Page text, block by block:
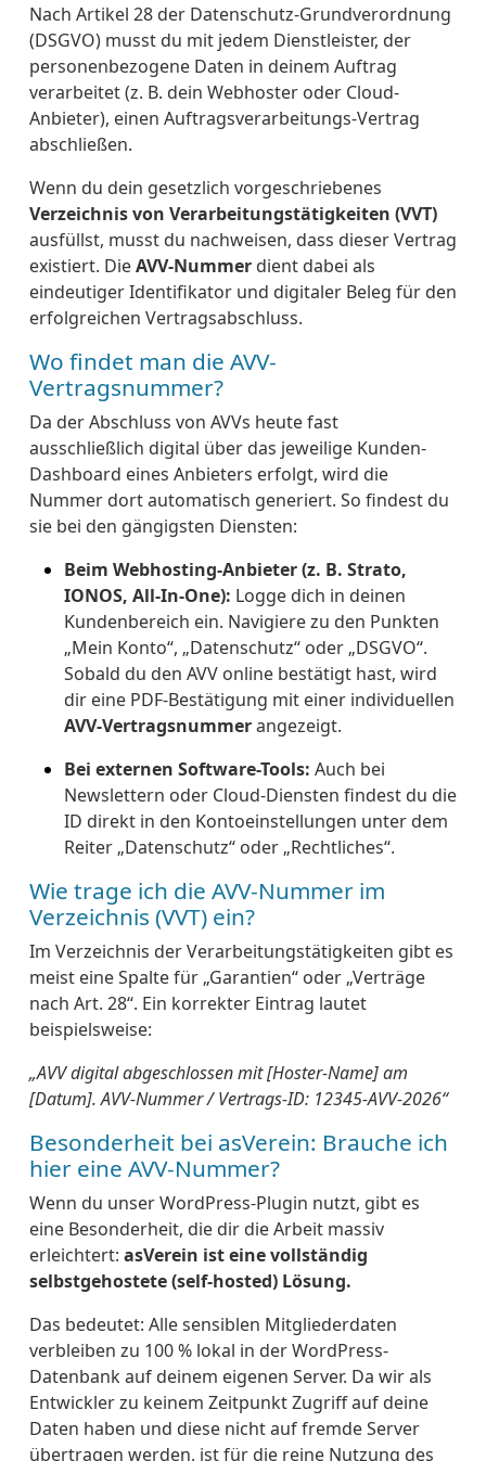
Nach Artikel 28 der Datenschutz-Grundverordnung
(DSGVO) musst du mit jedem Dienstleister, der
personenbezogene Daten in deinem Auftrag
verarbeitet (z. B. dein Webhoster oder Cloud-
Anbieter), einen Auftragsverarbeitungs-Vertrag
abschließen.
Wenn du dein gesetzlich vorgeschriebenes
Verzeichnis von Verarbeitungstätigkeiten (VVT)
ausfüllst, musst du nachweisen, dass dieser Vertrag
existiert. DieAVV-Nummer dient dabei als
eindeutiger Identifikator und digitaler Beleg für den
erfolgreichen Vertragsabschluss.
Wo findet man die AVV-
Vertragsnummer?
Da der Abschluss von AVVs heute fast
ausschließlich digital über das jeweilige Kunden-
Dashboard eines Anbieters erfolgt, wird die
Nummer dort automatisch generiert. So findest du
sie bei den gängigsten Diensten:
Beim Webhosting-Anbieter (z. B. Strato,
IONOS, All-In-One): Logge dich in deinen
Kundenbereich ein. Navigiere zu den Punkten
„Mein Konto“, „Datenschutz“ oder „DSGVO“.
Sobald du den AVV online bestätigt hast, wird
dir eine PDF-Bestätigung mit einer individuellen
AVV-Vertragsnummerangezeigt.
Bei externen Software-Tools: Auch bei
Newslettern oder Cloud-Diensten findest du die
ID direkt in den Kontoeinstellungen unter dem
Reiter „Datenschutz“ oder „Rechtliches“.
Wie trage ich die AVV-Nummer im
Verzeichnis (VVT) ein?
Im Verzeichnis der Verarbeitungstätigkeiten gibt es
meist eine Spalte für „Garantien“ oder „Verträge
nach Art. 28“. Ein korrekter Eintrag lautet
beispielsweise:
„AVV digital abgeschlossen mit [Hoster-Name] am
[Datum]. AVV-Nummer / Vertrags-ID: 12345-AVV-2026“
Besonderheit bei asVerein: Brauche ich
hier eine AVV-Nummer?
Wenn du unser WordPress-Plugin nutzt, gibt es
eine Besonderheit, die dir die Arbeit massiv
erleichtert: asVerein ist eine vollständig
selbstgehostete (self-hosted) Lösung.
Das bedeutet: Alle sensiblen Mitgliederdaten
verbleiben zu 100 % lokal in der WordPress-
Datenbank auf deinem eigenen Server. Da wir als
Entwickler zu keinem Zeitpunkt Zugriff auf deine
Daten haben und diese nicht auf fremde Server
übertragen werden, ist für die reine Nutzung des